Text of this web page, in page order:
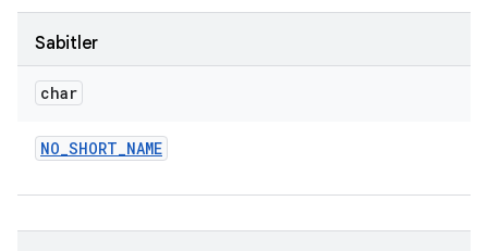
Sabitler
char
NO_SHORT_NAME